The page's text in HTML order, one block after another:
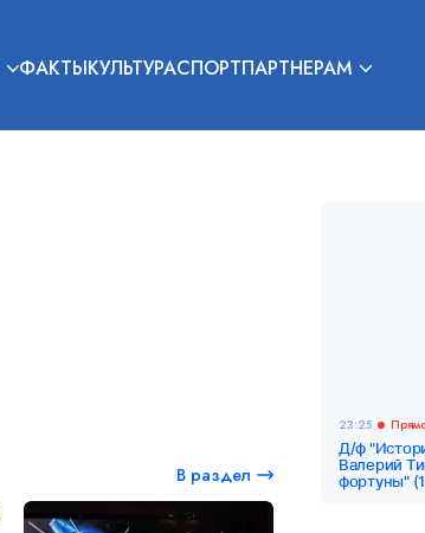
ФАКТЫКУЛЬТУРАСПОРТПАРТНЕРАМ
В раздел
23:25
Д/ф
Валерий
фортуны"